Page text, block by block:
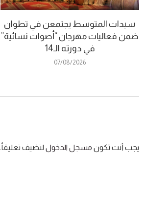
سيدات المتوسط يجتمعن في تطوان
ضمن فعاليات مهرجان “أصوات نسائية”
في دورته الـ14
07/08/2026
يجب أنت تكون مسجل الدخول لتضيف تعليقاً.